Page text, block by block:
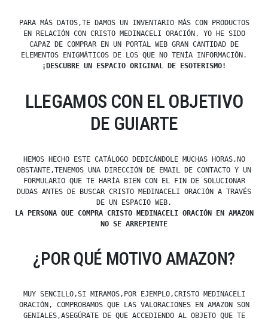
PARA MÁS DATOS,TE DAMOS UN INVENTARIO MÁS CON PRODUCTOS
EN RELACIÓN CON CRISTO MEDINACELI ORACIÓN. YO HE SIDO
CAPAZ DE COMPRAR EN UN PORTAL WEB GRAN CANTIDAD DE
ELEMENTOS ENIGMÁTICOS DE LOS QUE NO TENÍA INFORMACIÓN.
¡DESCUBRE UN ESPACIO ORIGINAL DE ESOTERISMO!
LLEGAMOS CON EL OBJETIVO
DE GUIARTE
HEMOS HECHO ESTE CATÁLOGO DEDICÁNDOLE MUCHAS HORAS,NO
OBSTANTE,TENEMOS UNA DIRECCIÓN DE EMAIL DE CONTACTO Y UN
FORMULARIO QUE TE HARÍA BIEN CON EL FIN DE SOLUCIONAR
DUDAS ANTES DE BUSCAR CRISTO MEDINACELI ORACIÓN A TRAVÉS
DE UN ESPACIO WEB.
LA PERSONA QUE COMPRA CRISTO MEDINACELI ORACIÓN EN AMAZON
NO SE ARREPIENTE
¿POR QUÉ MOTIVO AMAZON?
MUY SENCILLO,SI MIRAMOS,POR EJEMPLO,CRISTO MEDINACELI
ORACIÓN, COMPROBAMOS QUE LAS VALORACIONES EN AMAZON SON
GENIALES,ASEGÚRATE DE QUE ACCEDIENDO AL OBJETO QUE TE